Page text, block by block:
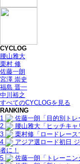
CYCLOG
腰山雅大
栗村 修
佐藤一朗
宮澤 崇史
福島 晋一
中川裕之
すべてのCYCLOGを見る
RANKING
1
佐藤一朗「目的別ト
2
腰山雅大「ヒッチキャ
3
栗村修「ロードレース
4
アジア選ロード初日
者に！
5
佐藤一朗「トレーニン